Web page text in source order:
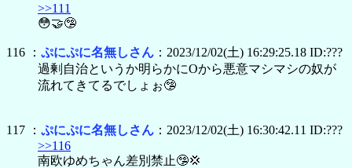
>>111
😳🤝🤥
116 ： ぷにぷに名無しさん ：2023/12/02(土) 16:29:25.18 ID:???
過剰自治というか明らかにOから悪意マシマシの奴が
流れてきてるでしょぉ🤥
117 ： ぷにぷに名無しさん ：2023/12/02(土) 16:30:42.11 ID:???
>>116
南欧ゆめちゃん差別禁止🤥💢